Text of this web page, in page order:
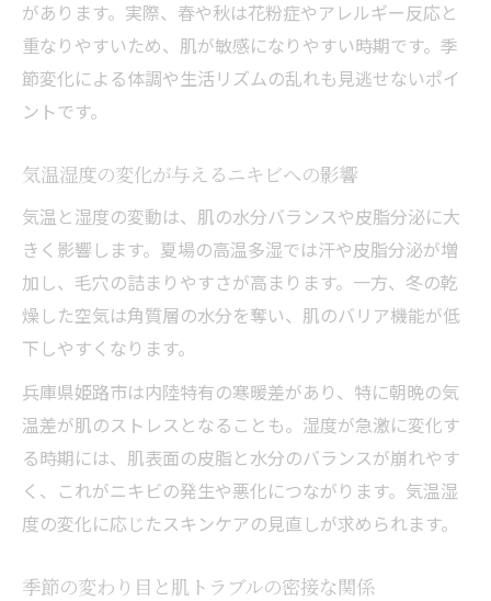
季節ごとのニキビ対策スキンケアの基本
春秋に合わせた保湿と洗顔のポイント解説
季節変化に強い肌を作る日々の習慣
季節の変わり目で増えるニキビの原因解説
季節の変わり目に増えるニキビの主因とは
湿度や気温差がニキビを招く理由を解説
ホルモンバランスとニキビ発生の関連性
アレルギー反応が肌トラブルを引き起こす
仕組み
生活リズムの乱れとニキビの深い関係性
毎日のケアで揺らぐ肌に自信を持つ方法
日々のケアで季節性ニキビを予防する方法
揺らぎやすい季節の肌を守るセルフケア術
があります。実際、春や秋は花粉症やアレルギー反応と
重なりやすいため、肌が敏感になりやすい時期です。季
節変化による体調や生活リズムの乱れも見逃せないポイ
ントです。
気温湿度の変化が与えるニキビへの影響
気温と湿度の変動は、肌の水分バランスや皮脂分泌に大
きく影響します。夏場の高温多湿では汗や皮脂分泌が増
加し、毛穴の詰まりやすさが高まります。一方、冬の乾
燥した空気は角質層の水分を奪い、肌のバリア機能が低
下しやすくなります。
兵庫県姫路市は内陸特有の寒暖差があり、特に朝晩の気
温差が肌のストレスとなることも。湿度が急激に変化す
る時期には、肌表面の皮脂と水分のバランスが崩れやす
く、これがニキビの発生や悪化につながります。気温湿
度の変化に応じたスキンケアの見直しが求められます。
季節の変わり目と肌トラブルの密接な関係